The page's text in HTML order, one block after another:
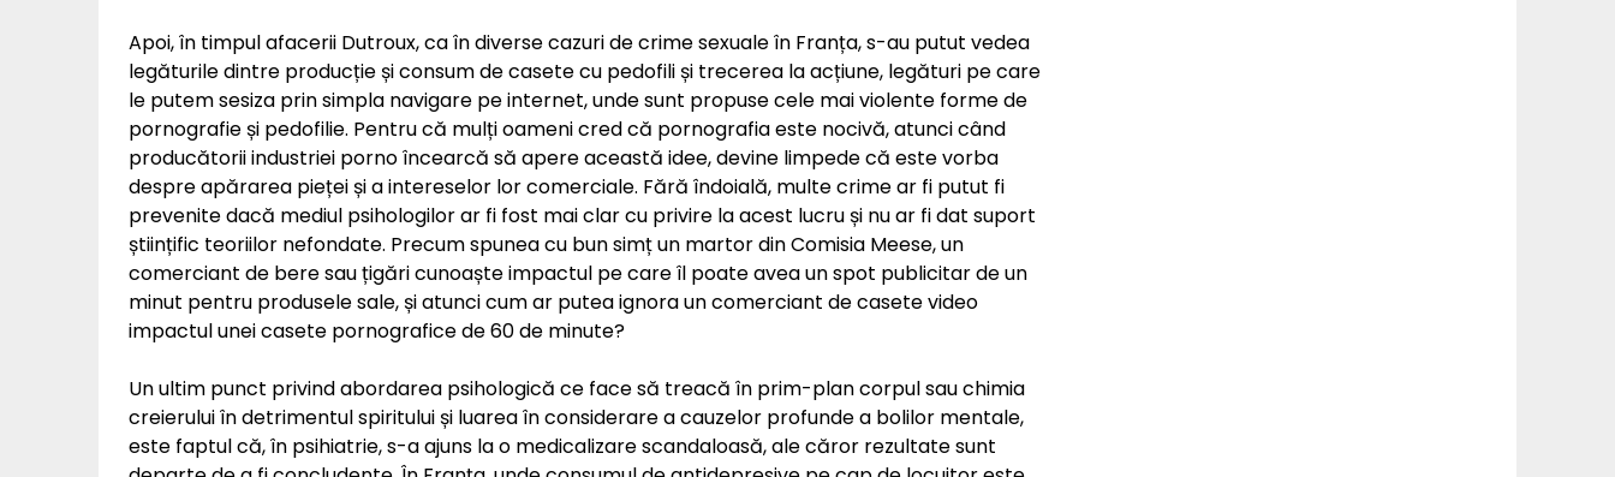
Apoi, în timpul afacerii Dutroux, ca în diverse cazuri de crime sexuale în Franța, s-au putut vedea
legăturile dintre producție și consum de casete cu pedofili și trecerea la acțiune, legături pe care
le putem sesiza prin simpla navigare pe internet, unde sunt propuse cele mai violente forme de
pornografie și pedofilie. Pentru că mulți oameni cred că pornografia este nocivă, atunci când
producătorii industriei porno încearcă să apere această idee, devine limpede că este vorba
despre apărarea pieței și a intereselor lor comerciale. Fără îndoială, multe crime ar fi putut fi
prevenite dacă mediul psihologilor ar fi fost mai clar cu privire la acest lucru și nu ar fi dat suport
științific teoriilor nefondate. Precum spunea cu bun simț un martor din Comisia Meese, un
comerciant de bere sau țigări cunoaște impactul pe care îl poate avea un spot publicitar de un
minut pentru produsele sale, și atunci cum ar putea ignora un comerciant de casete video
impactul unei casete pornografice de 60 de minute?
Un ultim punct privind abordarea psihologică ce face să treacă în prim-plan corpul sau chimia
creierului în detrimentul spiritului și luarea în considerare a cauzelor profunde a bolilor mentale,
este faptul că, în psihiatrie, s-a ajuns la o medicalizare scandaloasă, ale căror rezultate sunt